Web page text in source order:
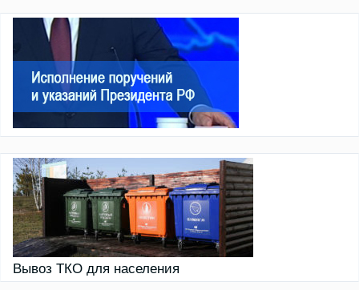
Вывоз ТКО для населения